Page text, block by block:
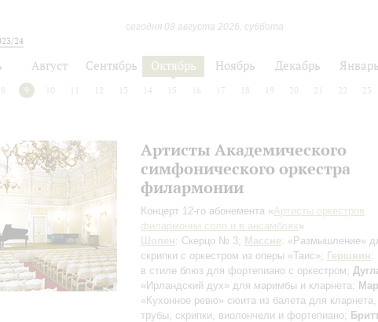
сегодня 08 августа 2026, суббота
24
Август Сентябрь Октябрь Ноябрь Декабрь Январь
8 9 10 12 13 14 15 16 17 18 19 20 21 22 23
Артисты Академического
симфонического оркестра
филармонии
Концерт 12-го абонемента «Артисты оркестров
филармонии соло и в ансамблях»
Шопен: Скерцо № 3; Массне: «Размышление»
скрипки с оркестром из оперы «Таис»; Гершвин:
в стиле блюз для фортепиано с оркестром;
«Ирландский дух» для маримбы и кларнета;
«Кухонное ревю» сюита из балета для
трубы, скрипки, виолончели и фортепиано;